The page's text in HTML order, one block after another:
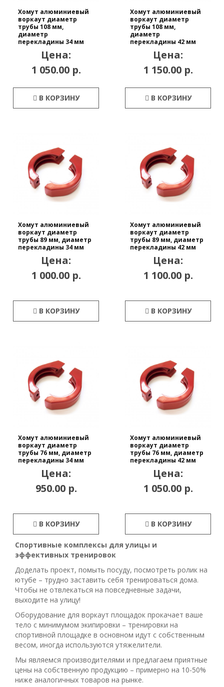
Хомут алюминиевый
воркаут диаметр
трубы 108 мм,
диаметр
перекладины 34 мм
Цена:
1 050.00 р.
В КОРЗИНУ
Хомут алюминиевый
воркаут диаметр
трубы 108 мм,
диаметр
перекладины 42 мм
Цена:
1 150.00 р.
В КОРЗИНУ
Хомут алюминиевый
воркаут диаметр
трубы 89 мм, диаметр
перекладины 34 мм
Цена:
1 000.00 р.
В КОРЗИНУ
Хомут алюминиевый
воркаут диаметр
трубы 89 мм, диаметр
перекладины 42 мм
Цена:
1 100.00 р.
В КОРЗИНУ
Хомут алюминиевый
воркаут диаметр
трубы 76 мм, диаметр
перекладины 34 мм
Цена:
950.00 р.
В КОРЗИНУ
Хомут алюминиевый
воркаут диаметр
трубы 76 мм, диаметр
перекладины 42 мм
Цена:
1 050.00 р.
В КОРЗИНУ
Спортивные комплексы для улицы и
эффективных тренировок
Доделать проект, помыть посуду, посмотреть ролик на
ютубе – трудно заставить себя тренироваться дома.
Чтобы не отвлекаться на повседневные задачи,
выходите на улицу!
Оборудование для воркаут площадок прокачает ваше
тело с минимумом экипировки – тренировки на
спортивной площадке в основном идут с собственным
весом, иногда используются утяжелители.
Мы являемся производителями и предлагаем приятные
цены на собственную продукцию – примерно на 10-50%
ниже аналогичных товаров на рынке.